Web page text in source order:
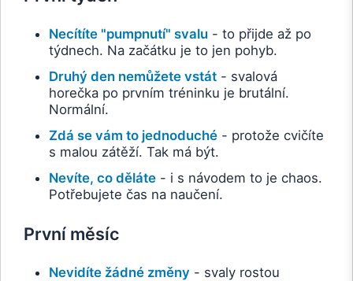
Necítíte "pumpnutí" svalu- to přijde až po
týdnech. Na začátku je to jen pohyb.
Druhý den nemůžete vstát- svalová
horečka po prvním tréninku je brutální.
Normální.
Zdá se vám to jednoduché- protože cvičíte
s malou zátěží. Tak má být.
Nevíte, co děláte- i s návodem to je chaos.
Potřebujete čas na naučení.
První měsíc
Nevidíte žádné změny - svaly rostou